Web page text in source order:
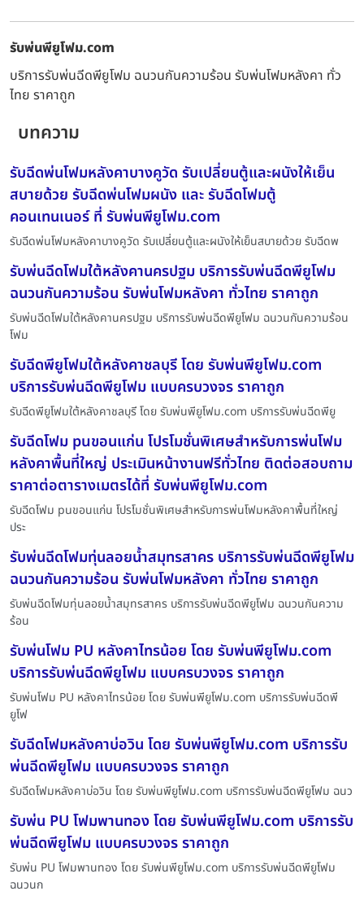
รับพ่นพียูโฟม.com
บริการรับพ่นฉีดพียูโฟม ฉนวนกันความร้อน รับพ่นโฟมหลังคา ทั่ว
ไทย ราคาถูก
บทความ
รับฉีดพ่นโฟมหลังคาบางคูวัด รับเปลี่ยนตู้และผนังให้เย็น
สบายด้วย รับฉีดพ่นโฟมผนัง และ รับฉีดโฟมตู้
คอนเทนเนอร์ ที่ รับพ่นพียูโฟม.com
รับฉีดพ่นโฟมหลังคาบางคูวัด รับเปลี่ยนตู้และผนังให้เย็นสบายด้วย รับฉีดพ
รับพ่นฉีดโฟมใต้หลังคานครปฐม บริการรับพ่นฉีดพียูโฟม
ฉนวนกันความร้อน รับพ่นโฟมหลังคา ทั่วไทย ราคาถูก
รับพ่นฉีดโฟมใต้หลังคานครปฐม บริการรับพ่นฉีดพียูโฟม ฉนวนกันความร้อน
โฟม
รับฉีดพียูโฟมใต้หลังคาชลบุรี โดย รับพ่นพียูโฟม.com
บริการรับพ่นฉีดพียูโฟม แบบครบวงจร ราคาถูก
รับฉีดพียูโฟมใต้หลังคาชลบุรี โดย รับพ่นพียูโฟม.com บริการรับพ่นฉีดพียู
รับฉีดโฟม puขอนแก่น โปรโมชั่นพิเศษสำหรับการพ่นโฟม
หลังคาพื้นที่ใหญ่ ประเมินหน้างานฟรีทั่วไทย ติดต่อสอบถาม
ราคาต่อตารางเมตรได้ที่ รับพ่นพียูโฟม.com
รับฉีดโฟม puขอนแก่น โปรโมชั่นพิเศษสำหรับการพ่นโฟมหลังคาพื้นที่ใหญ่
ประ
รับพ่นฉีดโฟมทุ่นลอยน้ำสมุทรสาคร บริการรับพ่นฉีดพียูโฟม
ฉนวนกันความร้อน รับพ่นโฟมหลังคา ทั่วไทย ราคาถูก
รับพ่นฉีดโฟมทุ่นลอยน้ำสมุทรสาคร บริการรับพ่นฉีดพียูโฟม ฉนวนกันความ
ร้อน
รับพ่นโฟม PU หลังคาไทรน้อย โดย รับพ่นพียูโฟม.com
บริการรับพ่นฉีดพียูโฟม แบบครบวงจร ราคาถูก
รับพ่นโฟม PU หลังคาไทรน้อย โดย รับพ่นพียูโฟม.com บริการรับพ่นฉีดพี
ยูโฟ
รับฉีดโฟมหลังคาบ่อวิน โดย รับพ่นพียูโฟม.com บริการรับ
พ่นฉีดพียูโฟม แบบครบวงจร ราคาถูก
รับฉีดโฟมหลังคาบ่อวิน โดย รับพ่นพียูโฟม.com บริการรับพ่นฉีดพียูโฟม ฉนว
รับพ่น PU โฟมพานทอง โดย รับพ่นพียูโฟม.com บริการรับ
พ่นฉีดพียูโฟม แบบครบวงจร ราคาถูก
รับพ่น PU โฟมพานทอง โดย รับพ่นพียูโฟม.com บริการรับพ่นฉีดพียูโฟม
ฉนวนก